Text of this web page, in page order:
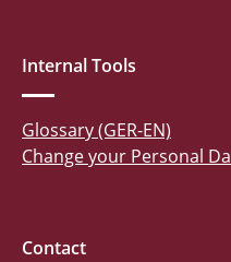
Internal Tools
Glossary (GER-EN)
Change your Personal
Contact